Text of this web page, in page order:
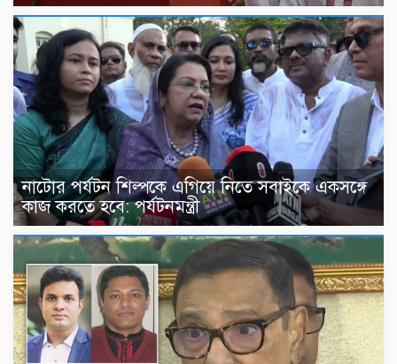
নাটোর পর্যটন শিল্পকে এগিয়ে নিতে সবাইকে একসঙ্গে
কাজ করতে হবে: পর্যটনমন্ত্রী